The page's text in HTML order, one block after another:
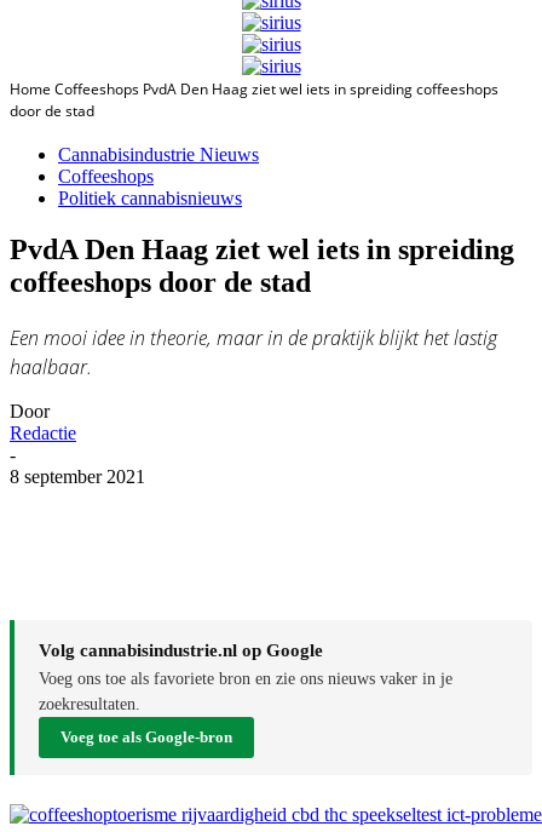
Home Coffeeshops PvdA Den Haag ziet wel iets in spreiding coffeeshops
door de stad
Cannabisindustrie Nieuws
Coffeeshops
Politiek cannabisnieuws
PvdA Den Haag ziet wel iets in spreiding
coffeeshops door de stad
Een mooi idee in theorie, maar in de praktijk blijkt het lastig
haalbaar.
Door
Redactie
-
8 september 2021
Volg cannabisindustrie.nl op Google
Voeg ons toe als favoriete bron en zie ons nieuws vaker in je
zoekresultaten.
Voeg toe als Google-bron